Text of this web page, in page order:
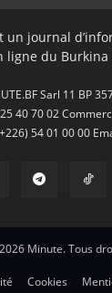
un journal
ligne du Burkina
Sarl 11 BP
40 70 02
54 01 00 00
Minute. Tous
Cookies